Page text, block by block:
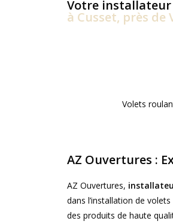
Votre installateur
à Cusset, près
Volets
AZ Ouvertures :
AZ Ouvertures,
dans l’installation de
des produits de haute